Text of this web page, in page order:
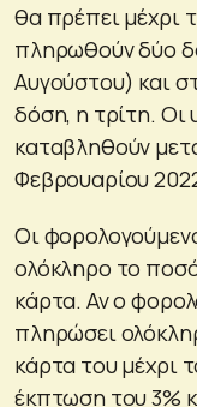
θα πρέπει μέχρι
πληρωθούν δύο
Αυγούστου) και
δόση, η τρίτη. Οι
καταβληθούν
Φεβρουαρίου
Οι
ολόκληρο το
κάρτα. Αν ο
πληρώσει
κάρτα του μέχρι
έκπτωση του 3%